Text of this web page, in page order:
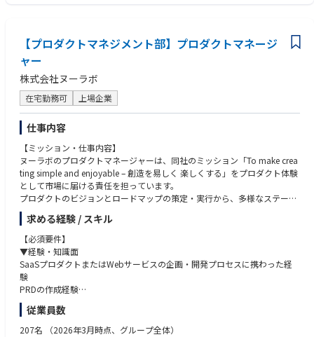
・全国転勤可能な方 （但し、ご本人への打診なしに、いきなり転勤辞令
が出ることはありません）
【プロダクトマネジメント部】プロダクトマネージ
ャー
株式会社ヌーラボ
在宅勤務可 上場企業
仕事内容
【ミッション・仕事内容】
ヌーラボのプロダクトマネージャーは、同社のミッション「To make crea
ting simple and enjoyable – 創造を易しく 楽しくする」をプロダクト体験
として市場に届ける責任を担っています。
プロダクトのビジョンとロードマップの策定・実行から、多様なステーク
ホルダーのハブとなり、リリース後の市場浸透施策まで、PdMとPMMの両
面を横断的に担当します。
【具体的な挑戦課題】
プロダクト戦略・ビジョン・ロードマップの策定と優先順位付け
データ構造や制約を理解した上での、PRD（プロダクト要件定義書）への
落とし込み
開発・デザイン・CS・マーケティングなど、多様なチームとの共創・合意
形成
求める経験 / スキル
【必須要件】
▼経験・知識面
SaaSプロダクトまたはWebサービスの企画・開発プロセスに携わった経
験
PRDの作成経験
エンジニアやデザイナーとの協業経験
アジャイル開発（Scrum / Kanbanなど）の手法を用いたPM経験
定量・定性データ分析の基礎知識およびBIツールの利用経験
従業員数
207名 （2026年3月時点、グループ全体）